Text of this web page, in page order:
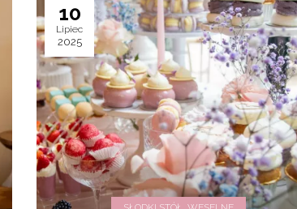
10
Lipiec
2025